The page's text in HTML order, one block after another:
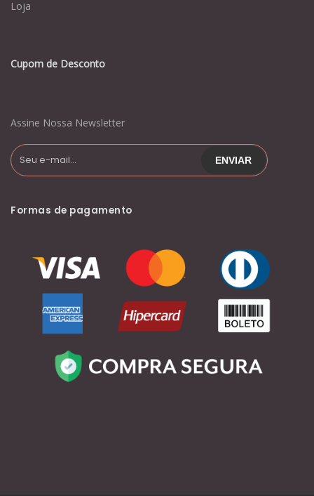
Loja
Cupom de Desconto
Assine Nossa Newsletter
Formas de pagamento